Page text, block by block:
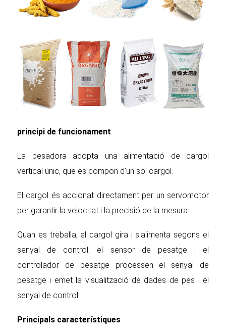
principi de funcionament
La pesadora adopta una alimentació de cargol
vertical únic, que es compon d'un sol cargol.
El cargol és accionat directament per un servomotor
per garantir la velocitat i la precisió de la mesura.
Quan es treballa, el cargol gira i s'alimenta segons el
senyal de control; el sensor de pesatge i el
controlador de pesatge processen el senyal de
pesatge i emet la visualització de dades de pes i el
senyal de control.
Principals característiques